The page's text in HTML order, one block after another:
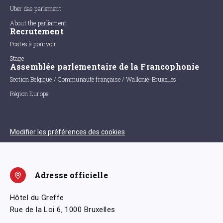
Uber das parlement
About the parliament
Recrutement
Postes à pourvoir
Stage
Assemblée parlementaire de la Francophonie
Section Belgique / Communauté française / Wallonie-Bruxelles
Région Europe
Modifier les préférences des cookies
Adresse officielle
Hôtel du Greffe
Rue de la Loi 6, 1000 Bruxelles